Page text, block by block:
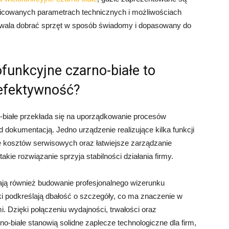
parametrach technicznych i możliwościach
dobrać sprzęt w sposób świadomy i dopasowany do
czarno-białe to
przekłada się na uporządkowanie procesów
Jedno urządzenie realizujące kilka funkcji
serwisowych oraz łatwiejsze zarządzanie
rozwiązanie sprzyja stabilności działania firmy.
również budowanie profesjonalnego wizerunku
dbałość o szczegóły, co ma znaczenie w
połączeniu wydajności, trwałości oraz
białe stanowią solidne zaplecze technologiczne dla firm,